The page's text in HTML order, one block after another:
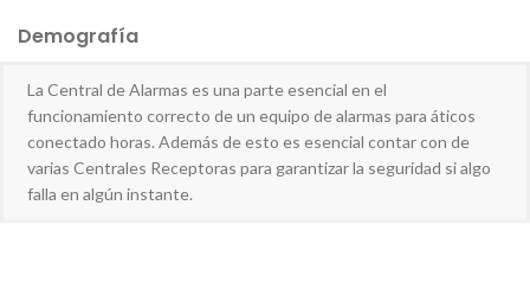
Demografía
La Central de Alarmas es una parte esencial en el
funcionamiento correcto de un equipo de alarmas para áticos
conectado horas. Además de esto es esencial contar con de
varias Centrales Receptoras para garantizar la seguridad si algo
falla en algún instante.